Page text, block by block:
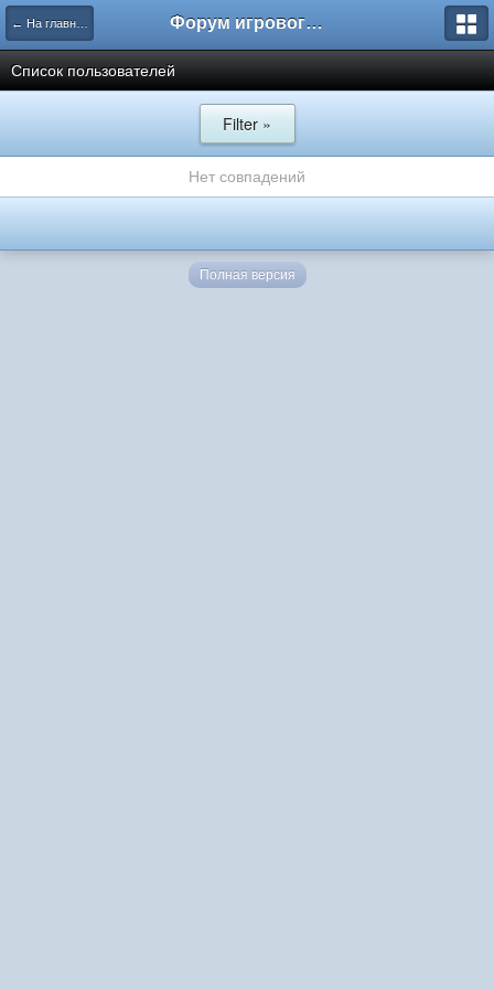
← На главную Форум игрового проекта Riverrise
Список пользователей
Filter »
Нет совпадений
Полная версия